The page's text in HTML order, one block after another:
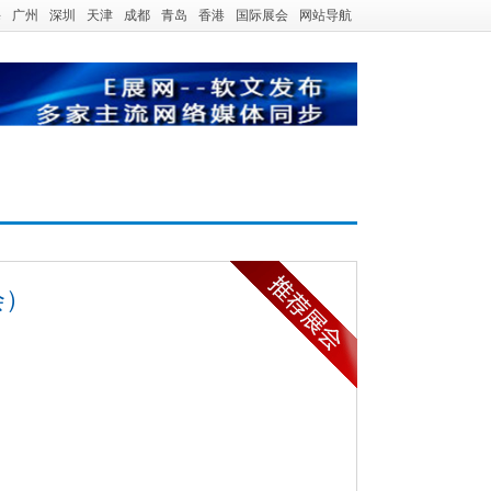
广州 深圳 天津 成都 青岛 香港 国际展会 网站导航